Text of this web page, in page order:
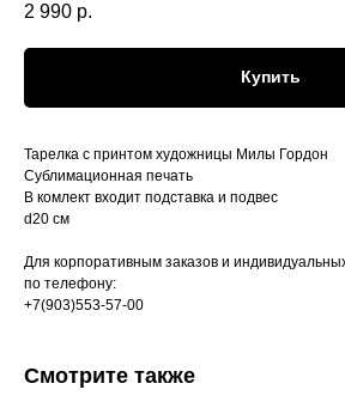
2 990 р.
Купить
Тарелка с принтом художницы Милы Гордон
Сублимационная печать
В комлект входит подставка и подвес
d20 см
Для корпоративным заказов и
по телефону:
+7(903)553-57-00
Смотрите также